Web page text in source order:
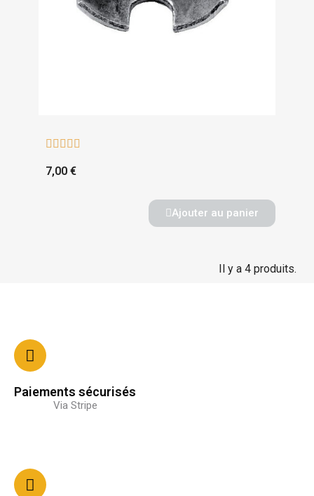
    
7,00 €
Ajouter au panier
Il y a 4 produits.
Paiements sécurisés
Via Stripe